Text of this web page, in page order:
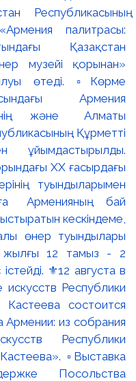
Республикасының
палитрасы:
Қазақстан
музейі қорынан»
өтеді. ▫️Көрме
Армения
және Алматы
Құрметті
ұйымдастырылды.
ХХ ғасырдағы
туындыларымен
Арменияның бай
кескіндеме,
өнер туындылары
12 тамыз - 2
⚜️12 августа в
Республики
состоится
Армении: из собрания
Республики
▫️Выставка
Посольства